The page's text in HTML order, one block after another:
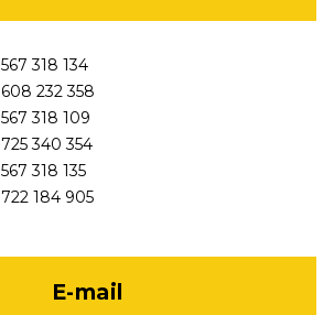
567 318 134
608 232 358
567 318 109
725 340 354
567 318 135
722 184 905
E-mail